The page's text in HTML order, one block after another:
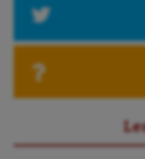
Moto